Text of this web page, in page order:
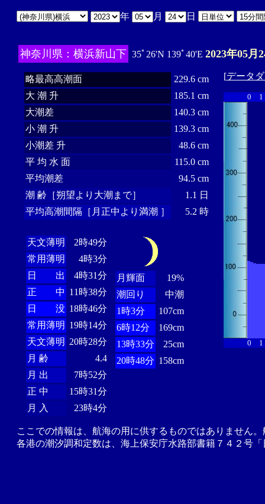
年 月 日
神奈川県：横浜新山下 35ﾟ26'N 139ﾟ40'E 2023年05月
略最高高潮面
229.6 cm
大 潮 升
185.1 cm
大潮差
140.3 cm
小 潮 升
139.3 cm
小潮差 升
48.6 cm
平 均 水 面
115.0 cm
平均潮差
94.5 cm
潮 齢［朔望より大潮まで］
1.1 日
平均高潮間隔［月正中より満潮 ］
5.2 時
天文薄明
2時49分
常用薄明
4時3分
日 出
4時31分
正 中 11時38分
日 没 18時46分
常用薄明 19時14分
天文薄明 20時28分
月 齢
4.4
月 出
7時52分
正 中
15時31分
月 入
23時4分
月輝面
19%
潮回り
中潮
1時3分
107cm
6時12分
169cm
13時33分
25cm
20時48分 158cm
[データ
0 1
0 1
ここでの情報は、航海の用に供するものではありません
各港の潮汐調和定数は、海上保安庁水路部書籍７４２号